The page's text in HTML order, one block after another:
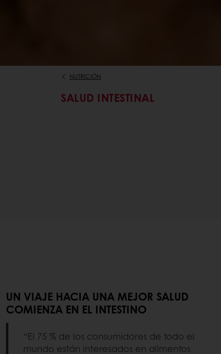
NUTRICIÓN
SALUD INTESTINAL
UN VIAJE HACIA UNA MEJOR SALUD
COMIENZA EN EL INTESTINO
“El 75 % de los consumidores de todo el
mundo están interesados en alimentos